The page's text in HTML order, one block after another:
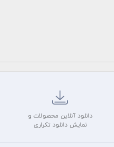
دانلود آنلاین محصولات و
نمایش دانلود تکراری